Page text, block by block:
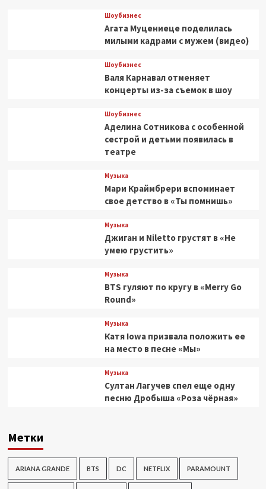
Шоубизнес
Агата Муцениеце поделилась
милыми кадрами с мужем (видео)
Шоубизнес
Валя Карнавал отменяет
концерты из-за съемок в шоу
Шоубизнес
Аделина Сотникова с особенной
сестрой и детьми появилась в
театре
Музыка
Мари Краймбрери вспоминает
свое детство в «Ты помнишь»
Музыка
Джиган и Niletto грустят в «Не
умею грустить»
Музыка
BTS гуляют по кругу в «Merry Go
Round»
Музыка
Катя Iowa призвала положить ее
на место в песне «Мы»
Музыка
Султан Лагучев спел еще одну
песню Дробыша «Роза чёрная»
Метки
ARIANA GRANDE BTS DC NETFLIX PARAMOUNT